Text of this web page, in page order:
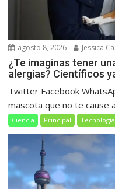
agosto 8, 2026 Jessica
¿Te imaginas tener
alergias? Científicos
Twitter Facebook
mascota que no te cause
Ciencia Principal Tecnología